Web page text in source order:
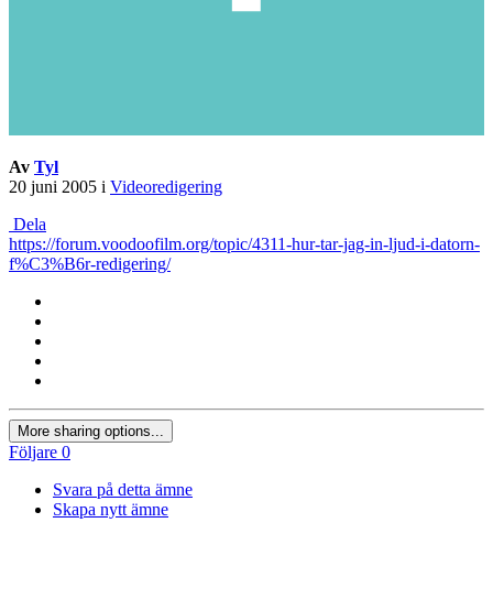
Av Tyl
20 juni 2005 i Videoredigering
Dela
https://forum.voodoofilm.org/topic/4311-hur-tar-jag-in-ljud-i-datorn-
f%C3%B6r-redigering/
More sharing options...
Följare 0
Svara på detta ämne
Skapa nytt ämne